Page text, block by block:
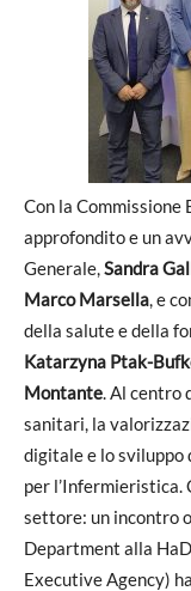
Con la Commissione
approfondito e un
Generale,Sandra
Marco Marsella, e
della salute e della
Katarzyna Ptak-
Montante. Al centro
sanitari, la
digitale e lo sviluppo
per l’Infermieristica.
settore: un incontro
Department alla
Executive Agency)